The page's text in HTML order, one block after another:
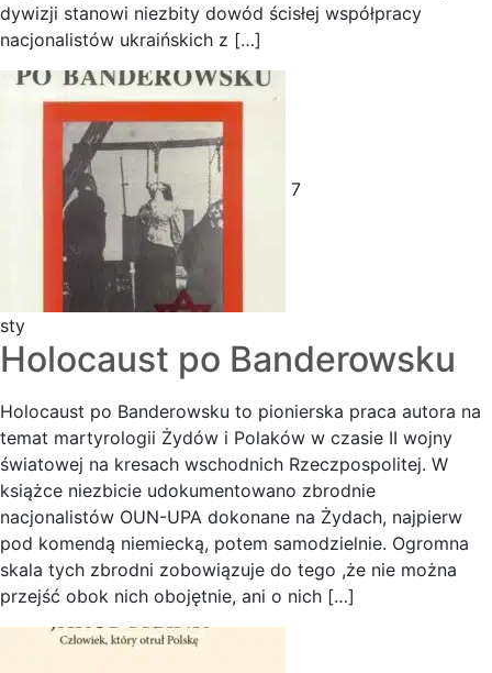
dywizji stanowi niezbity dowód ścisłej współpracy
nacjonalistów ukraińskich z […]
7
sty
Holocaust po Banderowsku
Holocaust po Banderowsku to pionierska praca autora na
temat martyrologii Żydów i Polaków w czasie II wojny
światowej na kresach wschodnich Rzeczpospolitej. W
książce niezbicie udokumentowano zbrodnie
nacjonalistów OUN-UPA dokonane na Żydach, najpierw
pod komendą niemiecką, potem samodzielnie. Ogromna
skala tych zbrodni zobowiązuje do tego ,że nie można
przejść obok nich obojętnie, ani o nich […]